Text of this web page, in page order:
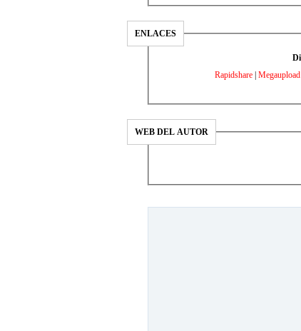
ENLACES
Rapidshare Megaupload
WEB DEL AUTOR